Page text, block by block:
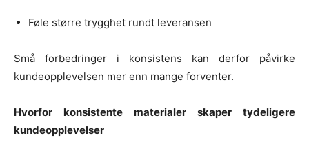
Føle større trygghet rundt leveransen
Små forbedringer i konsistens kan derfor påvirke
kundeopplevelsen mer enn mange forventer.
Hvorfor konsistente materialer skaper tydeligere
kundeopplevelser